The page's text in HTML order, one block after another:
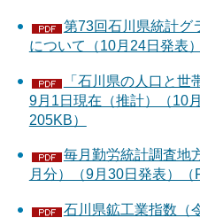
第73回石川県統計グ
について（10月24日発表
「石川県の人口と
9月1日現在（推計）（10
205KB）
毎月勤労統計調査地
月分）（9月30日発表）（
石川県鉱工業指数（